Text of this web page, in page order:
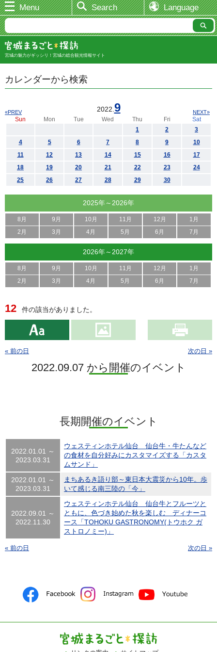
Menu Search Language
宮城の魅力がギッシリ！宮城の総合観光情報サイト
カレンダーから検索
2022. 9
«PREV NEXT»
Sun Mon Tue Wed Thu Fri
Sat
1
2
3
4
5 6 7 8 9
10
11
12 13 14 15 16
17
18
19 20 21 22 23
24
25
26 27 28 29 30
2025年～2026年
8月 9月 10月 11月 12月
1月
2月
3月 4月 5月 6月 7月
2026年～2027年
8月 9月 10月 11月 12月
1月
2月
3月 4月 5月 6月 7月
12 件の該当がありました。
« 前の日 次の日 »
2022.09.07 から開催のイベント
長期開催のイベント
2022.01.01 ～
2023.03.31
ウェスティンホテル仙台 仙台牛・牛たんなど
の食材を自分好みにカスタマイズする「カスタ
ムサンド」
2022.01.01 ～
2023.03.31
まちあるき語り部～東日本大震災から10年。歩
いて感じる南三陸の「今」
2022.09.01 ～
2022.11.30
ウェスティンホテル仙台 仙台牛とフルーツと
ともに、色づき始めた秋を楽しむ ディナーコ
ース「TOHOKU GASTRONOMY(トウホク ガ
ストロノミー)」
« 前の日 次の日 »